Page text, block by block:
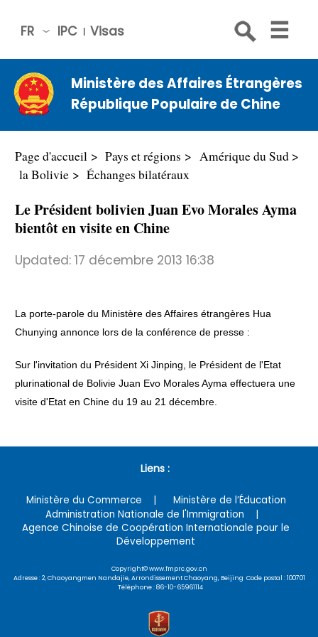
IPC Visas
FR
中文
Engli
sh
Русс
Espa
عربي
Ministère des Affaires Étrangères
République Populaire de Chine
Page d'accueil Pays et régions
Amérique du Sud
la Bolivie
Échanges bilatéraux
Le Président bolivien Juan Evo Morales Ayma
bientôt en visite en Chine
Updated: 17 décembre 2013 16:38
La porte-parole du Ministère des Affaires étrangères Hua
Chunying annonce lors de la conférence de presse :
Sur l'invitation du Président Xi Jinping, le Président de l'Etat
plurinational de Bolivie Juan Evo Morales Ayma effectuera une
visite d'Etat en Chine du 19 au 21 décembre.
Liens :
Ministère du Commerce
Ministère de l’Éducation
Administration Nationale de l'Immigration
Agence Chinoise de Coopération Internationale pour le
Développement
Copyright© www.fmprc.gov.cn
Adresse : 2, Chaoyangmen Nandajie, Arrondissement Chaoyang, Beijing Code postal : 100701
Téléphone : 86-10-65961114